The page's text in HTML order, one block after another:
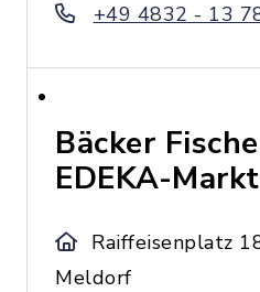
+49 4832 - 13
Bäcker
EDEKA-Markt
Raiffeisenplatz
Meldorf